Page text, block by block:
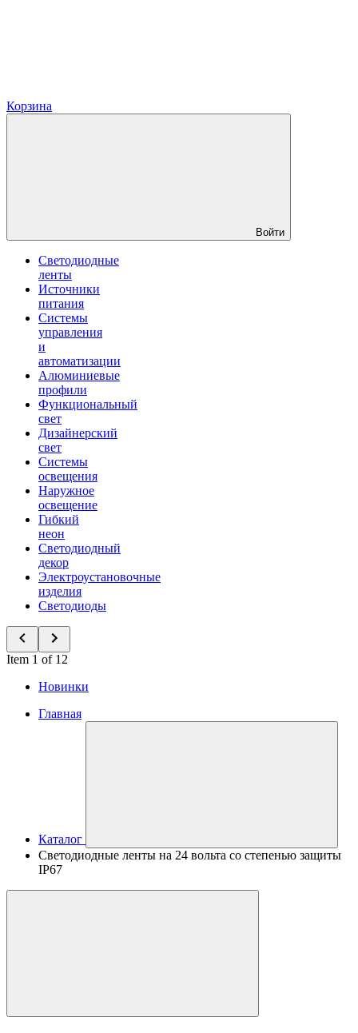
Корзина
Войти
Светодиодные
ленты
Источники
питания
Системы
управления
и
автоматизации
Алюминиевые
профили
Функциональный
свет
Дизайнерский
свет
Системы
освещения
Наружное
освещение
Гибкий
неон
Светодиодный
декор
Электроустановочные
изделия
Светодиоды
Item 1 of 12
Новинки
Главная
Каталог
Светодиодные ленты на 24 вольта со степенью защиты
IP67